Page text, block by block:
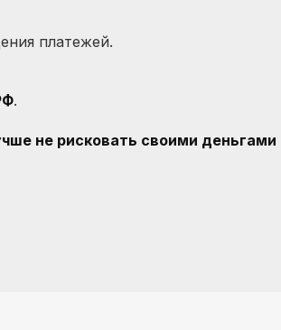
платежей.
.
не рисковать своими деньгами